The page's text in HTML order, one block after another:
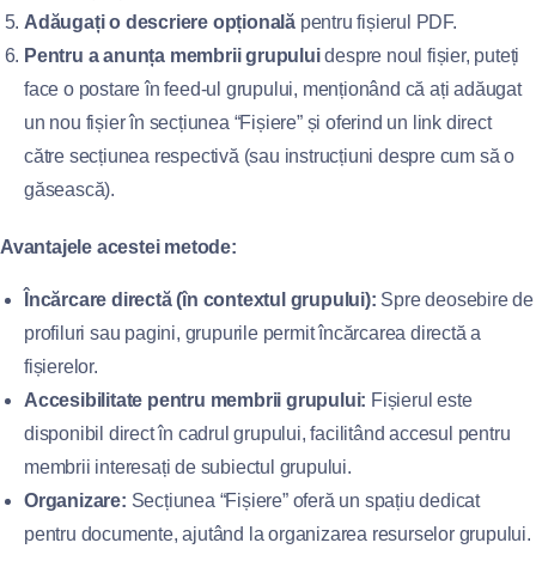
Adăugați o descriere opțională pentru fișierul PDF.
Pentru a anunța membrii grupuluidespre noul fișier, puteți
face o postare în feed-ul grupului, menționând că ați adăugat
un nou fișier în secțiunea “Fișiere” și oferind un link direct
către secțiunea respectivă (sau instrucțiuni despre cum să o
găsească).
Avantajele acestei metode:
Încărcare directă (în contextul grupului): Spre deosebire de
profiluri sau pagini, grupurile permit încărcarea directă a
fișierelor.
Accesibilitate pentru membrii grupului: Fișierul este
disponibil direct în cadrul grupului, facilitând accesul pentru
membrii interesați de subiectul grupului.
Organizare: Secțiunea “Fișiere” oferă un spațiu dedicat
pentru documente, ajutând la organizarea resurselor grupului.